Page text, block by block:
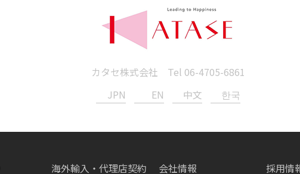
カタセ株式会社 Tel 06-4705-6861
JPN
EN 中文 한국
海外輸入・代理店契約 会社情報 採用情